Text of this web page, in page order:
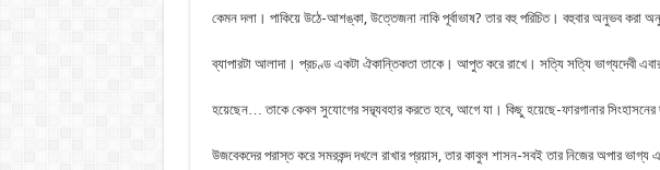
কেমন দলা। পাকিয়ে উঠে-আশঙ্কা, উত্তেজনা নাকি পূর্বাভাষ? তার বহু পরিচিত। বহুবার অনুভব করা
ব্যাপারটা আলাদা। প্রচণ্ড একটা ঐকান্তিকতা তাকে। আপুত করে রাখে। সত্যি সত্যি ভাগ্যদেবী
হয়েছেন… তাকে কেবল সুযােগের সদ্ব্যবহার করতে হবে, আগে যা। কিছু হয়েছে-ফারগানার সিংহাসনের
উজবেকদের পরাস্ত করে সমরকন্দ দখলে রাখার প্রয়াস, তার কাবুল শাসন-সবই তার নিজের অপার ভাগ্য